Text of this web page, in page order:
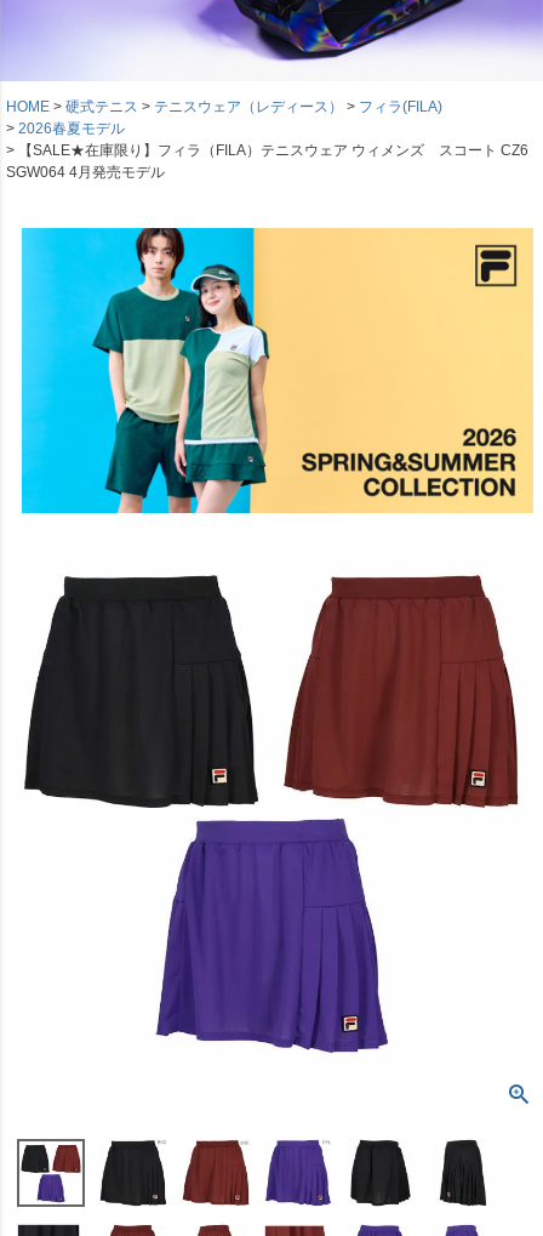
HOME 硬式テニス テニスウェア（レディース）
フィラ(FILA)
2026春夏モデル
【SALE★在庫限り】フィラ（FILA）テニスウェア ウィメンズ スコート CZ6
SGW064 4月発売モデル